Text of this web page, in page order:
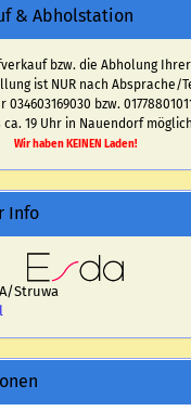
& Abholstation
bzw. die Abholung Ihrer
ist NUR nach Absprache/
bzw.
ca. 19 Uhr in Nauendorf
Wir haben KEINEN Laden!
Info
Struwa